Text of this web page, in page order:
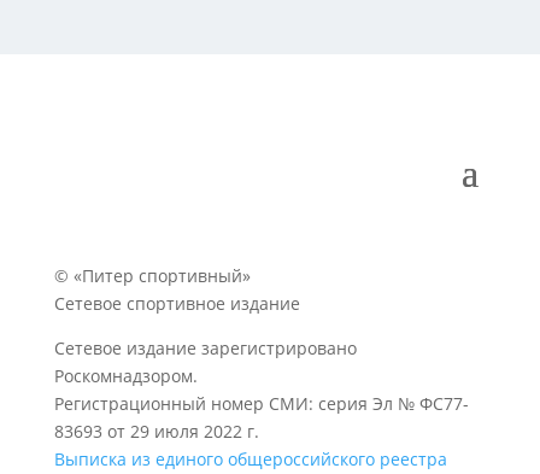
© «Питер спортивный»
Сетевое спортивное издание
Сетевое издание зарегистрировано
Роскомнадзором.
Регистрационный номер СМИ: серия Эл № ФС77-
83693 от 29 июля 2022 г.
Выписка из единого общероссийского реестра